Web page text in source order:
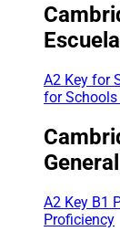
A2 Key for
for Schools
A2 Key B1
Proficiency